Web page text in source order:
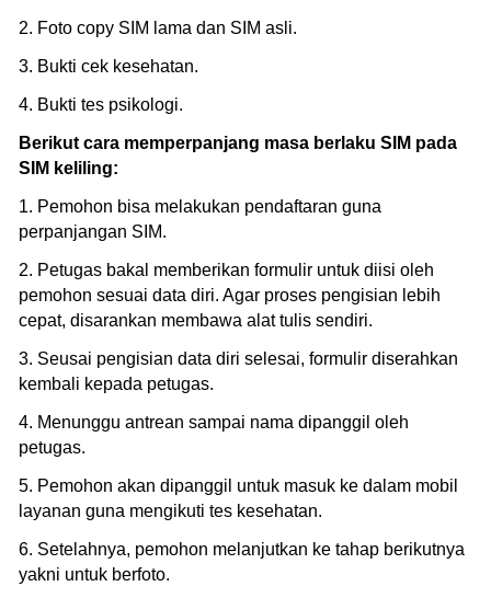
2. Foto copy SIM lama dan SIM asli.
3. Bukti cek kesehatan.
4. Bukti tes psikologi.
Berikut cara memperpanjang masa berlaku SIM pada
SIM keliling:
1. Pemohon bisa melakukan pendaftaran guna
perpanjangan SIM.
2. Petugas bakal memberikan formulir untuk diisi oleh
pemohon sesuai data diri. Agar proses pengisian lebih
cepat, disarankan membawa alat tulis sendiri.
3. Seusai pengisian data diri selesai, formulir diserahkan
kembali kepada petugas.
4. Menunggu antrean sampai nama dipanggil oleh
petugas.
5. Pemohon akan dipanggil untuk masuk ke dalam mobil
layanan guna mengikuti tes kesehatan.
6. Setelahnya, pemohon melanjutkan ke tahap berikutnya
yakni untuk berfoto.